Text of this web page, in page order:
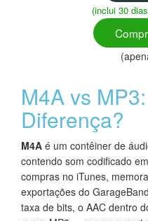
(inclui 30
M4A vs
Diferença?
M4A é um contêiner de
contendo som codificado
compras no iTunes,
exportações do
taxa de bits, o AAC dentro